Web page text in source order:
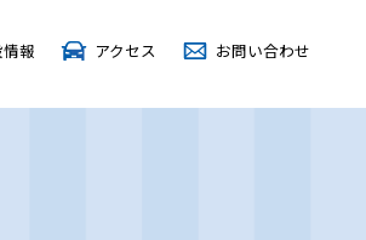
報 アクセス お問い合わせ